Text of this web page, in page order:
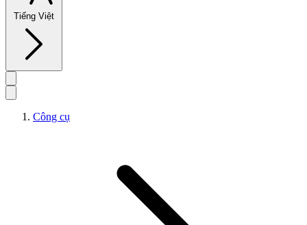
Tiếng Việt
Công cụ